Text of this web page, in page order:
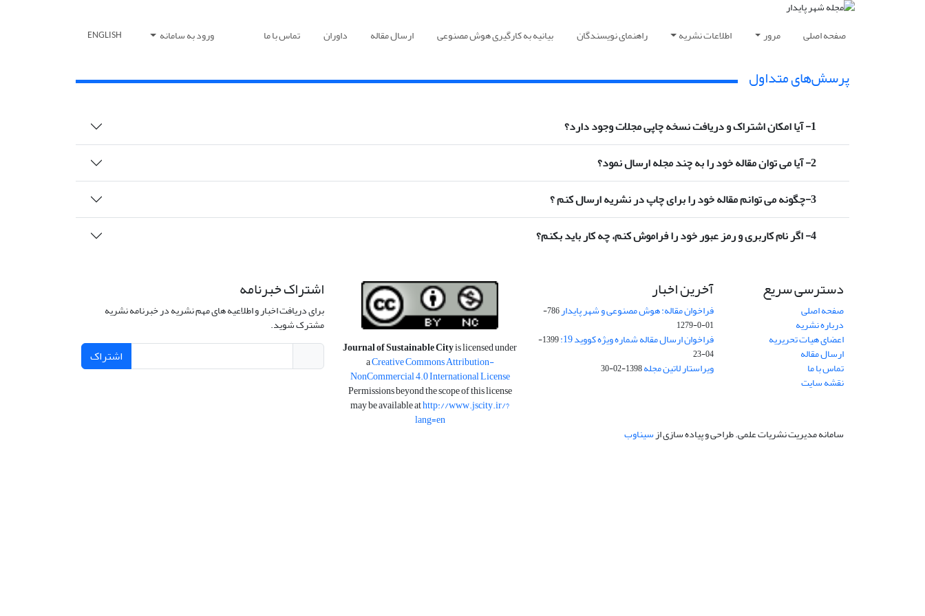
صفحه اصلی مرور اطلاعات نشریه راهنمای نویسندگان بیانیه به کارگیری هوش مصنوعی ارسال مقاله داوران تماس با ما ورود به سامانه ENGLISH
پرسش‌های متداول
1- آیا امکان اشتراک و دریافت نسخه چاپی مجلات وجود دارد؟
2- آیا می توان مقاله خود را به چند مجله ارسال نمود؟
3-چگونه می توانم مقاله خود را برای چاپ در نشریه ارسال کنم ؟
4- اگر نام کاربری و رمز عبور خود را فراموش کنم، چه کار باید بکنم؟
دسترسی سریع
صفحه اصلی
درباره نشریه
اعضای هیات تحریریه
ارسال مقاله
تماس با ما
نقشه سایت
آخرین اخبار
فراخوان مقاله: هوش مصنوعی و شهر پایدار
786-
01-0-1279
فراخوان ارسال مقاله شماره ویژه کووید 19:
1399-
04-23
ویراستار لاتین مجله1398-02-30
Journal of Sustainable Cityis licensed under
aCreative Commons Attribution-
NonCommercial 4.0 International License
Permissions beyond the scope of this license
may be available athttp://www.jscity.ir/?
lang=en
اشتراک خبرنامه
برای دریافت اخبار و اطلاعیه های مهم نشریه در خبرنامه نشریه
مشترک شوید.
اشتراک
سامانه مدیریت نشریات علمی.طراحی و پیاده سازی ازسیناوب